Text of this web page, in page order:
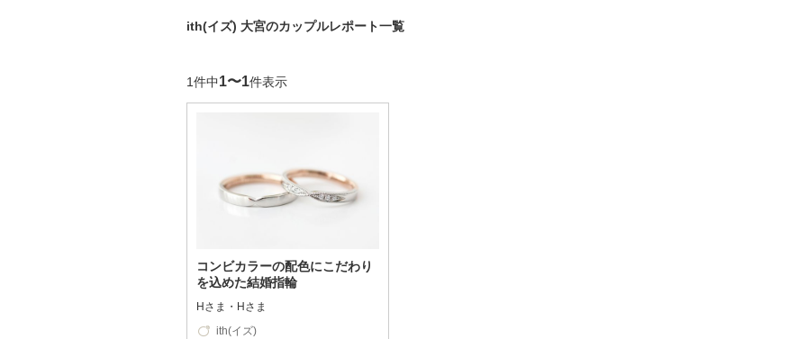
ith(イズ) 大宮のカップルレポート一覧
1件中1〜1件表示
コンビカラーの配色にこだわり
を込めた結婚指輪
Hさま・Hさま
ith(イズ)